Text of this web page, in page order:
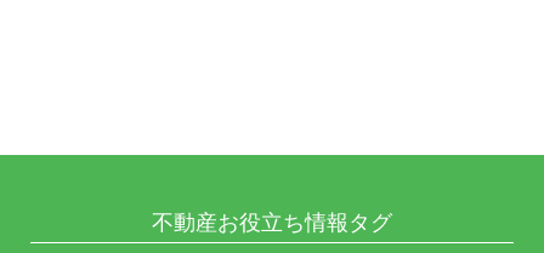
不動産お役立ち情報タグ